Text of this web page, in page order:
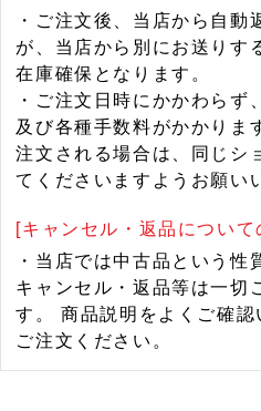
・ご注文後、当店から自動
が、当店から別にお送りす
在庫確保となります。
・ご注文日時にかかわらず
及び各種手数料がかかりま
注文される場合は、同じシ
てくださいますようお願い
[キャンセル・返品について
・当店では中古品という性
キャンセル・返品等は一切
す。 商品説明をよくご確
ご注文ください。